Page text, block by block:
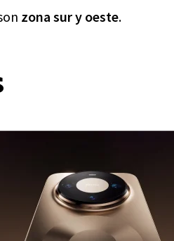
zona sur y oeste.